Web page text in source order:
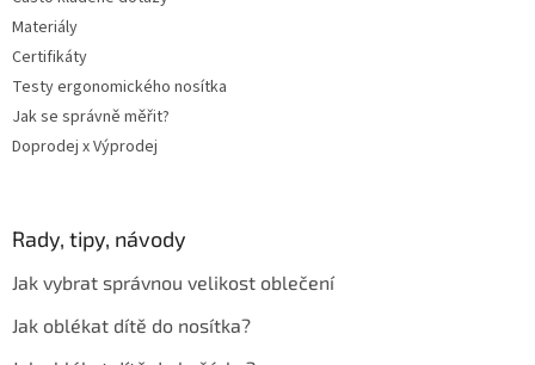
Materiály
Certifikáty
Testy ergonomického nosítka
Jak se správně měřit?
Doprodej x Výprodej
Rady, tipy, návody
Jak vybrat správnou velikost oblečení
Jak oblékat dítě do nosítka?